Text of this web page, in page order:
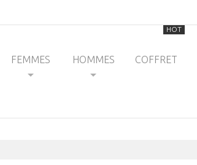
FEMMES HOMMES COFFRET
HOT